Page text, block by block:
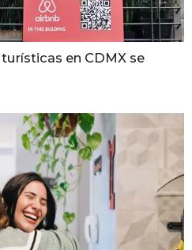
en CDMX se